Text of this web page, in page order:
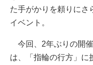
た手がかりを頼りにさ
イベント。
今回、2年ぶりの開催
は、「指輪の行方」に